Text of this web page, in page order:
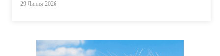
29 Липня 2026